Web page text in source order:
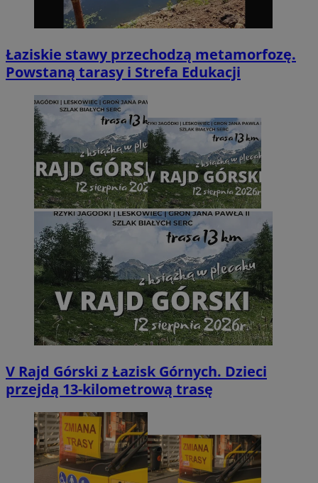
Łaziskie stawy przechodzą metamorfozę.
Powstaną tarasy i Strefa Edukacji
V Rajd Górski z Łazisk Górnych. Dzieci
przejdą 13-kilometrową trasę